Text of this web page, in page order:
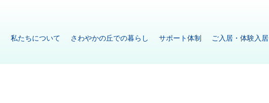
私たちについて さわやかの丘での暮らし サポート体制 ご入居・体験入居